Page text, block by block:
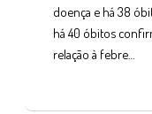
doença e há 38
há 40 óbitos
relação à febre…